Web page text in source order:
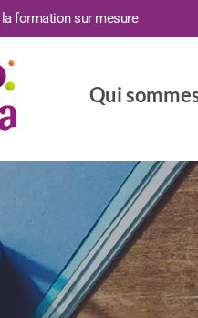
formation sur mesure
Qui